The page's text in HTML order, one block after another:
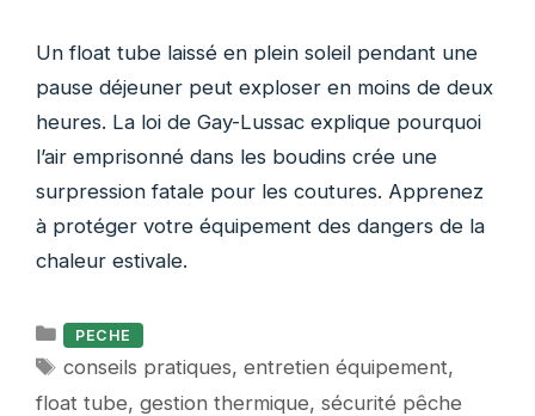
Un float tube laissé en plein soleil pendant une
pause déjeuner peut exploser en moins de deux
heures. La loi de Gay-Lussac explique pourquoi
l’air emprisonné dans les boudins crée une
surpression fatale pour les coutures. Apprenez
à protéger votre équipement des dangers de la
chaleur estivale.
Catégories
PECHE
Étiquettes
conseils pratiques,entretien équipement,
float tube, gestion thermique, sécurité pêche